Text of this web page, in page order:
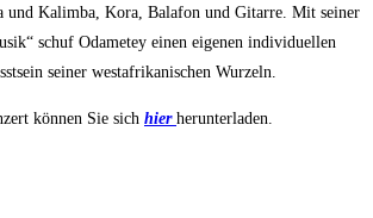
und Kalimba, Kora, Balafon und Gitarre. Mit seiner
schuf Odametey einen eigenen individuellen
seiner westafrikanischen Wurzeln.
können Sie sich hier herunterladen.